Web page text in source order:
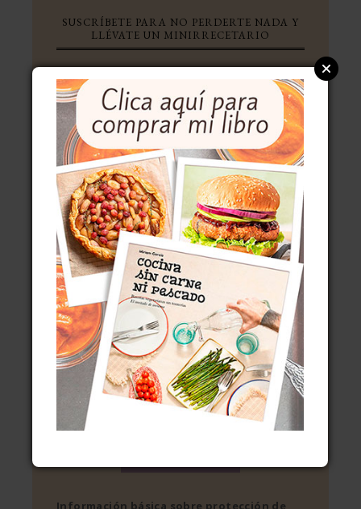
SUSCRÍBETE PARA NO PERDERTE NADA Y
LLÉVATE UN MINIRRECETARIO
ENTÉRATE DE LO QUE SE
CUECE
Tu nombre:
Tu correo electrónico:
Consentimientos
He leído y acepto lapolítica de
privacidadde tu web
Acepto recibir información sobre
tus cursos y actividades